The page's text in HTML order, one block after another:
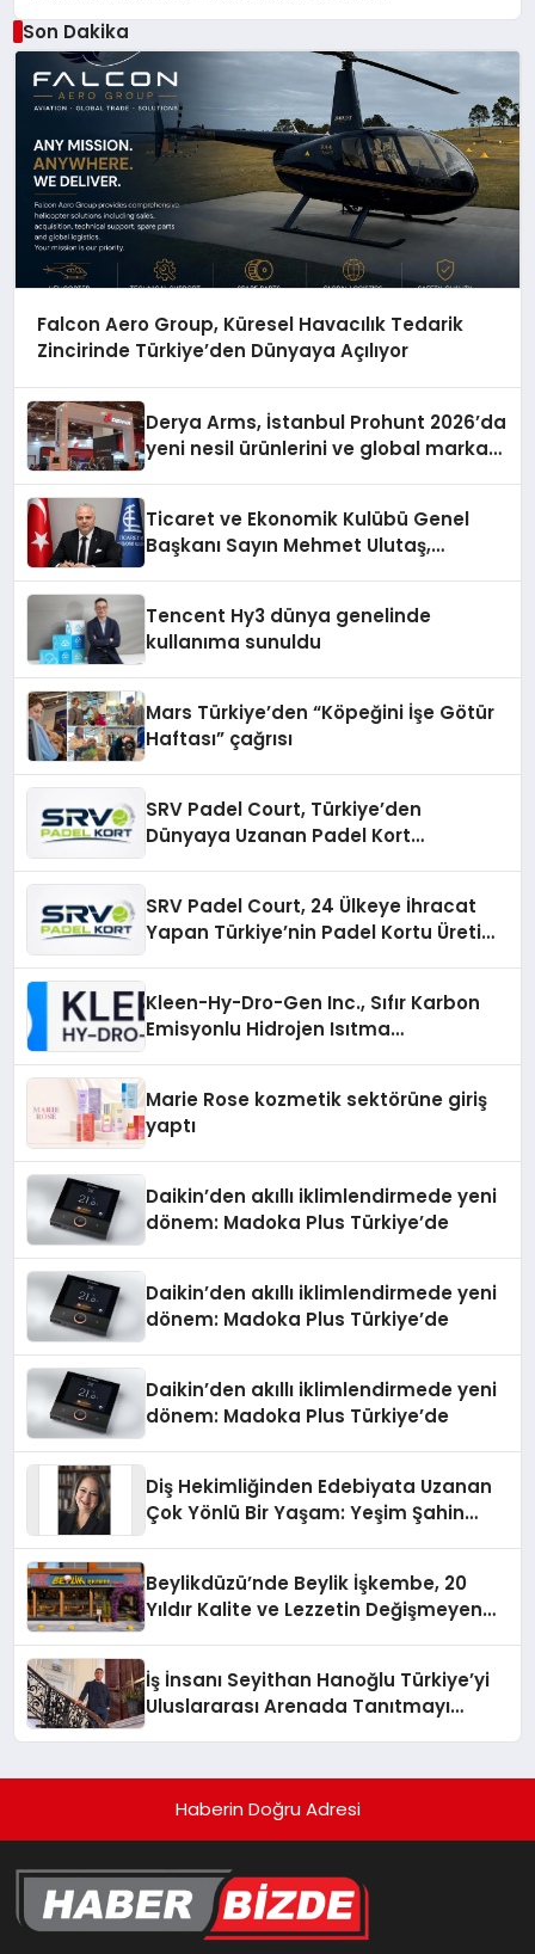
Son Dakika
Falcon Aero Group, Küresel Havacılık Tedarik
Zincirinde Türkiye’den Dünyaya Açılıyor
Derya Arms, İstanbul Prohunt 2026’da
yeni nesil ürünlerini ve global marka
Ticaret ve Ekonomik Kulübü Genel
Başkanı Sayın Mehmet Ulutaş,
Tencent Hy3 dünya genelinde
kullanıma sunuldu
Mars Türkiye’den “Köpeğini İşe Götür
Haftası” çağrısı
SRV Padel Court, Türkiye’den
Dünyaya Uzanan Padel Kort
SRV Padel Court, 24 Ülkeye İhracat
Yapan Türkiye’nin Padel Kortu Üretim
Kleen-Hy-Dro-Gen Inc., Sıfır Karbon
Emisyonlu Hidrojen Isıtma
Marie Rose kozmetik sektörüne giriş
yaptı
Daikin’den akıllı iklimlendirmede yeni
dönem: Madoka Plus Türkiye’de
Daikin’den akıllı iklimlendirmede yeni
dönem: Madoka Plus Türkiye’de
Daikin’den akıllı iklimlendirmede yeni
dönem: Madoka Plus Türkiye’de
Diş Hekimliğinden Edebiyata Uzanan
Çok Yönlü Bir Yaşam: Yeşim Şahin
Beylikdüzü’nde Beylik İşkembe, 20
Yıldır Kalite ve Lezzetin Değişmeyen
İş İnsanı Seyithan Hanoğlu Türkiye’yi
Uluslararası Arenada Tanıtmayı
Haberin Doğru Adresi